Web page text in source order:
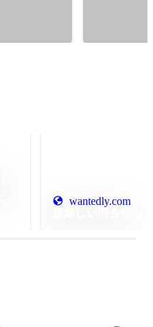
wantedly.com